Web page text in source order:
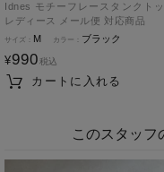
Idnes モチーフレースタンクト
レディース メール便 対応商品
M
ブラック
¥990税込
カートに入れる
このスタッフ